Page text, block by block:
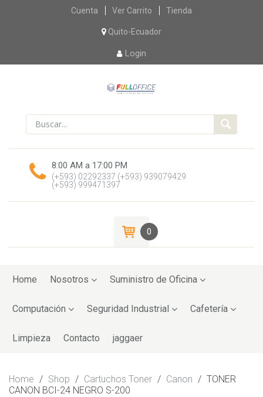
Skip
content
Cuenta Ver Carrito Tienda
Quito-Ecuador
Login
8:00 AM a 17:00 PM
(+593) 02292337 (+593) 939079429
(+593) 999471397
0
toHome Nosotros Suministro de Oficina
Computación Seguridad Industrial Cafetería
Limpieza Contacto jaggaer
Home / Shop / Cartuchos Toner / Canon / TONER
CANON BCI-24 NEGRO S-200